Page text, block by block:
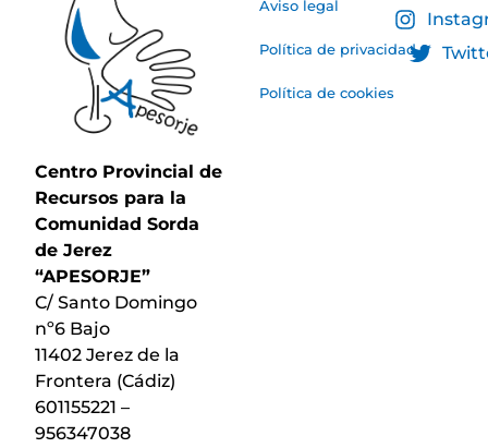
Centro Provincial de
Recursos para la
Comunidad Sorda
de Jerez
“APESORJE”
C/ Santo Domingo
nº6 Bajo
11402 Jerez de la
Frontera (Cádiz)
601155221 –
956347038
Aviso legal
Política de privacidad
Política de cookies